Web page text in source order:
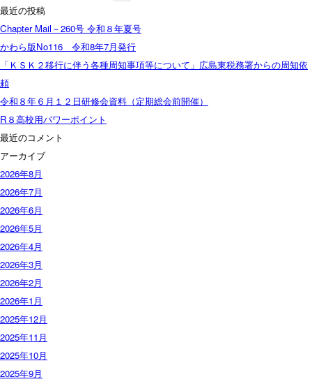
索:
最近の投稿
Chapter Mail－260号 令和８年夏号
かわら版No116 令和8年7月発行
「ＫＳＫ２移行に伴う各種周知事項等について」広島東税務署からの周知依
頼
令和８年６月１２日研修会資料（定期総会前開催）
R８高校用パワーポイント
最近のコメント
アーカイブ
2026年8月
2026年7月
2026年6月
2026年5月
2026年4月
2026年3月
2026年2月
2026年1月
2025年12月
2025年11月
2025年10月
2025年9月